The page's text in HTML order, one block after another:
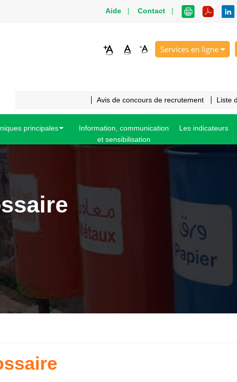
Aide | Contact |
Services en ligne
Avis de concours de recrutement Liste
principales
Information, communication
et sensibilisation
Les indicateurs